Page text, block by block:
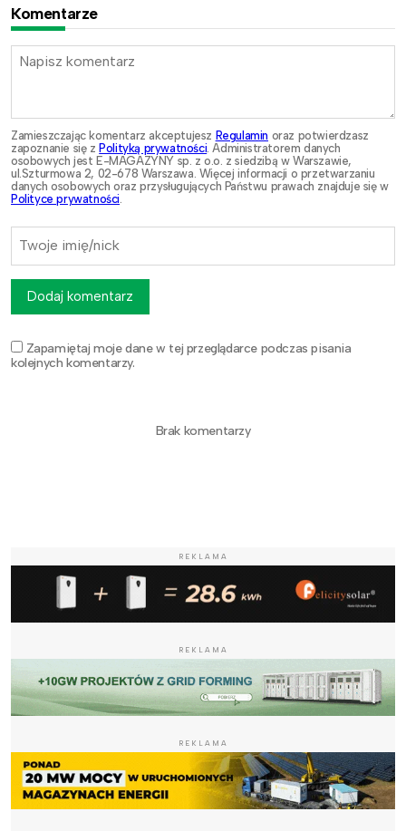
Komentarze
Zamieszczając komentarz akceptujesz Regulamin oraz potwierdzasz
zapoznanie się zPolityką prywatności . Administratorem danych
osobowych jest E-MAGAZYNY sp. z o.o. z siedzibą w Warszawie,
ul.Szturmowa 2, 02-678 Warszawa. Więcej informacji o przetwarzaniu
danych osobowych oraz przysługujących Państwu prawach znajduje się w
Polityce prywatności
Zapamiętaj moje dane w tej przeglądarce podczas pisania
kolejnych komentarzy.
Dodaj komentarz
Brak komentarzy
REKLAMA
REKLAMA
REKLAMA